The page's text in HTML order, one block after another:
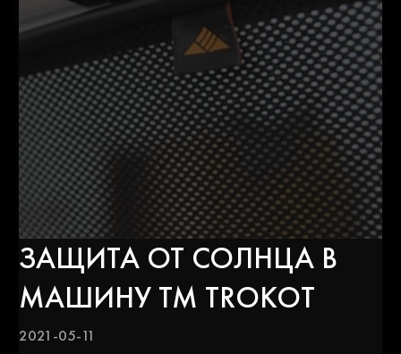
Iveco
Jac Jaguar
Jeep Kia
Lada Land rover
ЗАЩИТА ОТ СОЛНЦА В
МАШИНУ ТМ TROKOT
2021-05-11